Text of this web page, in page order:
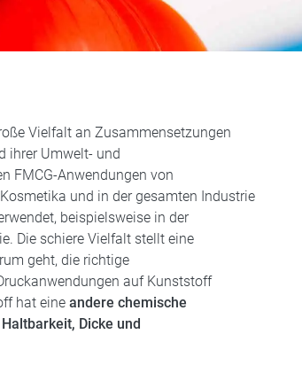
Vielfalt an Zusammensetzungen
ihrer Umwelt- und
FMCG-Anwendungen von
und in der gesamten Industrie
beispielsweise in der
Die schiere Vielfalt stellt eine
geht, die richtige
auf Kunststoff
hat eine andere chemische
Dicke und